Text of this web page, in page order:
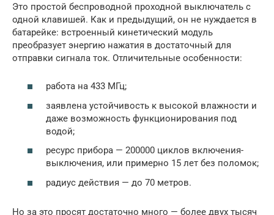
Это простой беспроводной проходной выключатель с
одной клавишей. Как и предыдущий, он не нуждается в
батарейке: встроенный кинетический модуль
преобразует энергию нажатия в достаточный для
отправки сигнала ток. Отличительные особенности:
работа на 433 МГц;
заявлена устойчивость к высокой влажности и
даже возможность функционирования под
водой;
ресурс прибора — 200000 циклов включения-
выключения, или примерно 15 лет без поломок;
радиус действия — до 70 метров.
Но за это просят достаточно много — более двух тысяч